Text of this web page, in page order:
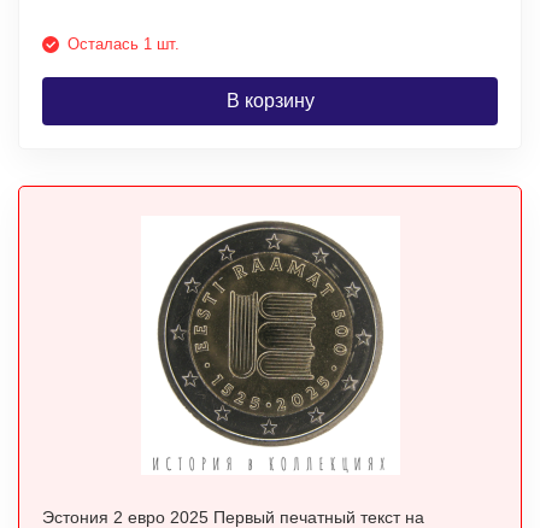
Осталась 1 шт.
В корзину
Эстония 2 евро 2025 Первый печатный текст на